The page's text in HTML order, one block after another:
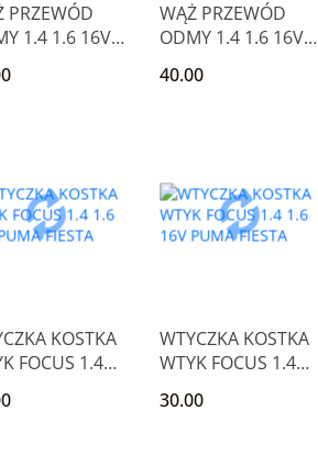
PRZEWÓD
1.4 1.6 16V
WĄŻ PRZEWÓD
ODMY 1.4 1.6 16V
FIESTA
40.00
KOSTKA
FOCUS 1.4
WTYCZKA KOSTKA
WTYK FOCUS 1.4
FIESTA
30.00